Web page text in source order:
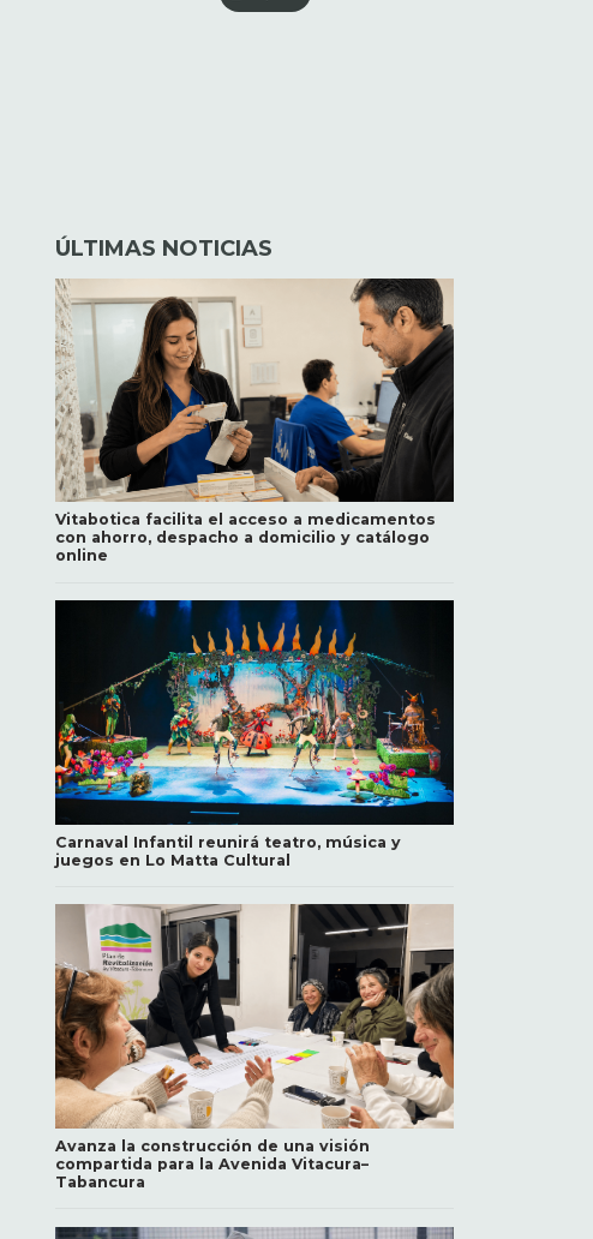
ÚLTIMAS NOTICIAS
Vitabotica facilita el acceso a medicamentos
con ahorro, despacho a domicilio y catálogo
online
Carnaval Infantil reunirá teatro, música y
juegos en Lo Matta Cultural
Avanza la construcción de una visión
compartida para la Avenida Vitacura–
Tabancura